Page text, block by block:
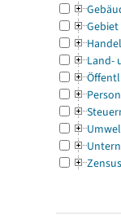
Gebiet
Land-
Zensus